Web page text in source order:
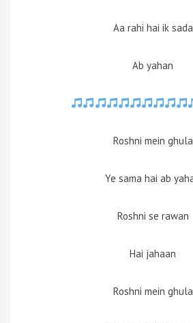
Aa rahi hai ik sada
Ab yahan
Roshni mein ghula
Ye sama hai ab
Roshni se rawan
Hai jahaan
Roshni mein ghula